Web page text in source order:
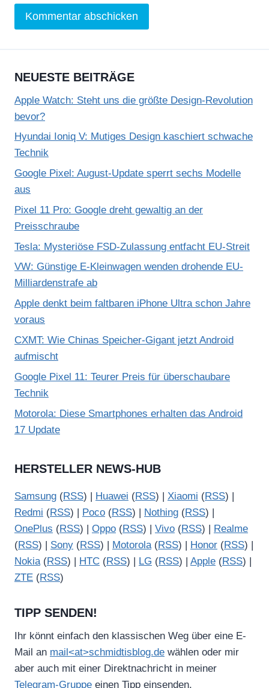
NEUESTE BEITRÄGE
Apple Watch: Steht uns die größte Design-Revolution
bevor?
Hyundai Ioniq V: Mutiges Design kaschiert schwache
Technik
Google Pixel: August-Update sperrt sechs Modelle
aus
Pixel 11 Pro: Google dreht gewaltig an der
Preisschraube
Tesla: Mysteriöse FSD-Zulassung entfacht EU-Streit
VW: Günstige E-Kleinwagen wenden drohende EU-
Milliardenstrafe ab
Apple denkt beim faltbaren iPhone Ultra schon Jahre
voraus
CXMT: Wie Chinas Speicher-Gigant jetzt Android
aufmischt
Google Pixel 11: Teurer Preis für überschaubare
Technik
Motorola: Diese Smartphones erhalten das Android
17 Update
HERSTELLER NEWS-HUB
Samsung (RSS) | Huawei (RSS) | Xiaomi (RSS) |
Redmi (RSS) | Poco (RSS) | Nothing (RSS) |
OnePlus (RSS) | Oppo (RSS) | Vivo (RSS) |
Realme
(RSS) | Sony (RSS) | Motorola(RSS) | Honor (RSS) |
Nokia(RSS) | HTC (RSS) | LG (RSS) | Apple (RSS) |
ZTE (RSS)
TIPP SENDEN!
Ihr könnt einfach den klassischen Weg über eine E-
Mail an mail<at>schmidtisblog.de wählen oder mir
aber auch mit einer Direktnachricht in meiner
Telegram-Gruppe einen Tipp einsenden.